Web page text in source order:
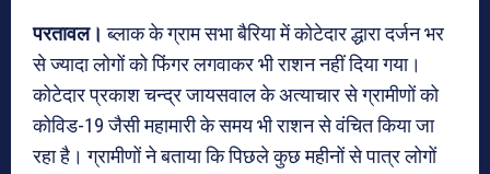
परतावल। ब्लाक के ग्राम सभा बैरिया में कोटेदार द्धारा दर्जन भर
से ज्यादा लोगों को फिंगर लगवाकर भी राशन नहीं दिया गया।
कोटेदार प्रकाश चन्द्र जायसवाल के अत्याचार से ग्रामीणों को
कोविड-19 जैसी महामारी के समय भी राशन से वंचित किया जा
रहा है। ग्रामीणों ने बताया कि पिछले कुछ महीनों से पात्र लोगों